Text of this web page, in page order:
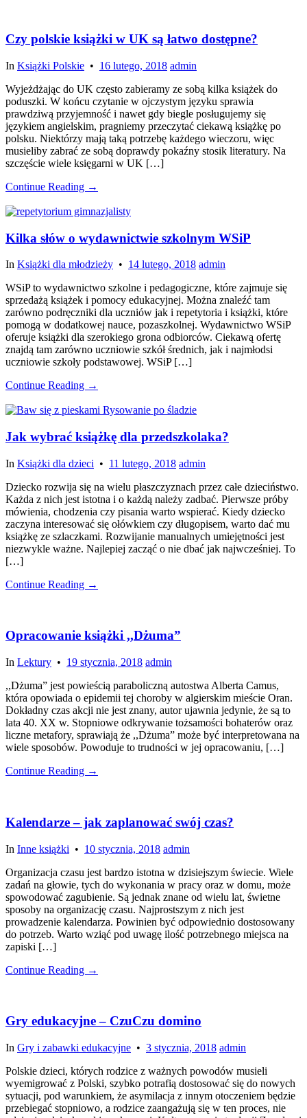
Czy polskie książki w UK są łatwo dostępne?
In Książki Polskie • 16 lutego, 2018 admin
Wyjeżdżając do UK często zabieramy ze sobą kilka książek do
poduszki. W końcu czytanie w ojczystym języku sprawia
prawdziwą przyjemność i nawet gdy biegle posługujemy się
językiem angielskim, pragniemy przeczytać ciekawą książkę po
polsku. Niektórzy mają taką potrzebę każdego wieczoru, więc
musieliby zabrać ze sobą doprawdy pokaźny stosik literatury. Na
szczęście wiele księgarni w UK […]
Continue Reading →
Kilka słów o wydawnictwie szkolnym WSiP
In Książki dla młodzieży • 14 lutego, 2018 admin
WSiP to wydawnictwo szkolne i pedagogiczne, które zajmuje się
sprzedażą książek i pomocy edukacyjnej. Można znaleźć tam
zarówno podręczniki dla uczniów jak i repetytoria i książki, które
pomogą w dodatkowej nauce, pozaszkolnej. Wydawnictwo WSiP
oferuje książki dla szerokiego grona odbiorców. Ciekawą ofertę
znajdą tam zarówno uczniowie szkół średnich, jak i najmłodsi
uczniowie szkoły podstawowej. WSiP […]
Continue Reading →
Jak wybrać książkę dla przedszkolaka?
In Książki dla dzieci • 11 lutego, 2018 admin
Dziecko rozwija się na wielu płaszczyznach przez całe dzieciństwo.
Każda z nich jest istotna i o każdą należy zadbać. Pierwsze próby
mówienia, chodzenia czy pisania warto wspierać. Kiedy dziecko
zaczyna interesować się ołówkiem czy długopisem, warto dać mu
książkę ze szlaczkami. Rozwijanie manualnych umiejętności jest
niezwykle ważne. Najlepiej zacząć o nie dbać jak najwcześniej. To
[…]
Continue Reading →
Opracowanie książki ,,Dżuma”
In Lektury • 19 stycznia, 2018 admin
,,Dżuma” jest powieścią paraboliczną autostwa Alberta Camus,
która opowiada o epidemii tej choroby w algierskim mieście Oran.
Dokładny czas akcji nie jest znany, autor ujawnia jedynie, że są to
lata 40. XX w. Stopniowe odkrywanie tożsamości bohaterów oraz
liczne metafory, sprawiają że ,,Dżuma” może być interpretowana na
wiele sposobów. Powoduje to trudności w jej opracowaniu, […]
Continue Reading →
Kalendarze – jak zaplanować swój czas?
In Inne książki • 10 stycznia, 2018 admin
Organizacja czasu jest bardzo istotna w dzisiejszym świecie. Wiele
zadań na głowie, tych do wykonania w pracy oraz w domu, może
spowodować zagubienie. Są jednak znane od wielu lat, świetne
sposoby na organizację czasu. Najprostszym z nich jest
prowadzenie kalendarza. Powinien być odpowiednio dostosowany
do potrzeb. Warto wziąć pod uwagę ilość potrzebnego miejsca na
zapiski […]
Continue Reading →
Gry edukacyjne – CzuCzu domino
In Gry i zabawki edukacyjne • 3 stycznia, 2018 admin
Polskie dzieci, których rodzice z ważnych powodów musieli
wyemigrować z Polski, szybko potrafią dostosować się do nowych
sytuacji, pod warunkiem, że asymilacja z innym otoczeniem będzie
przebiegać stopniowo, a rodzice zaangażują się w ten proces, nie